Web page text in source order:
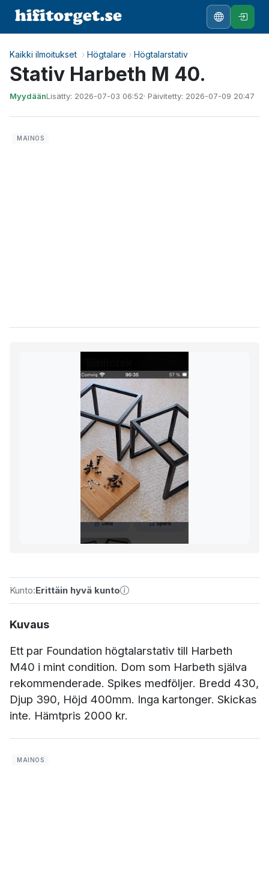
Kaikki ilmoitukset › Högtalare › Högtalarstativ
Stativ Harbeth M 40.
MyydäänLisätty: 2026-07-03 06:52· Päivitetty: 2026-07-09 20:47
Kunto:Erittäin hyvä kunto
Kuvaus
Ett par Foundation högtalarstativ till Harbeth
M40 i mint condition. Dom som Harbeth själva
rekommenderade. Spikes medföljer. Bredd 430,
Djup 390, Höjd 400mm. Inga kartonger. Skickas
inte. Hämtpris 2000 kr.